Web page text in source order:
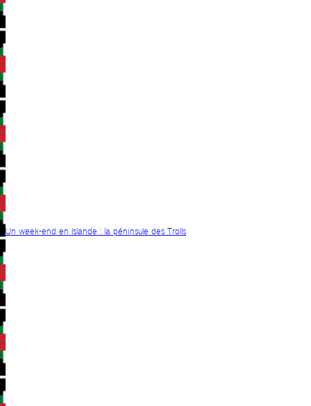
Un week-end en Islande : la péninsule des Trolls